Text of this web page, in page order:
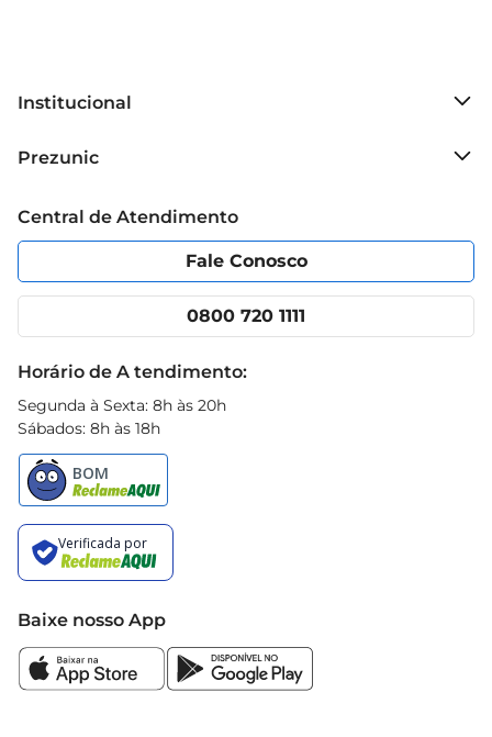
Institucional
Grupo Cencosud
Política de Privacidade
Portal do fornecedor
Cencosud Media
Prezunic
Código de Ética
App Prezunic
Central de Atendimento
Fale Conosco
0800 720 1111
Horário de A tendimento:
Segunda à Sexta: 8h às 20h
Sábados: 8h às 18h
Baixe nosso App